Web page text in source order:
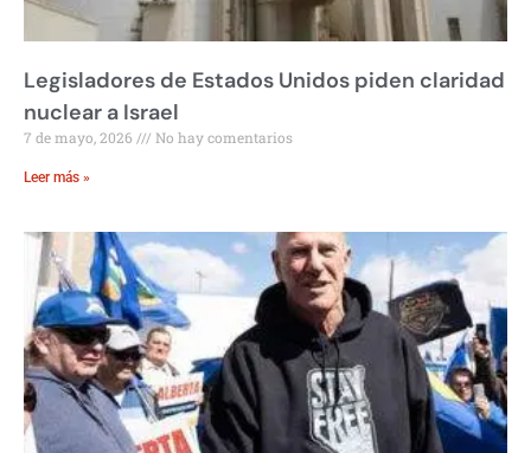
Legisladores de Estados Unidos piden claridad
nuclear a Israel
7 de mayo, 2026 No hay comentarios
Leer más »